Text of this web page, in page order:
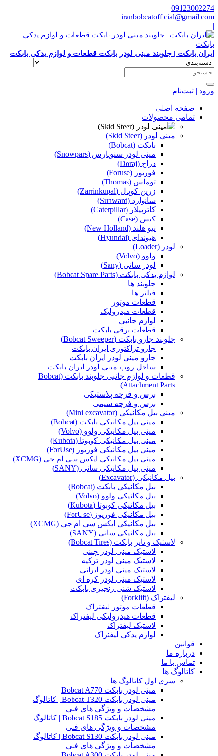
09123002274
iranbobcatofficial@gmail.com
|
ایران بابکت | جلوبند مینی لودر بابکت قطعات و لوازم یدکی بابکت
ورود | ثبت‌نام
صفحه اصلی
تمامی محصولات
مینی لودر (Skid Steer)
بابکت (Bobcat)
مینی لودر سنوپارس (Snowpars)
دراج (Doraj)
فوریوز (Foruse)
توماس (Thomas)
زرین کوپال (Zarrinkupal)
سانوارد (Sunward)
کاترپیلار (Caterpillar)
کیس (Case)
نیو هلند (New Holland)
هیوندای (Hyundai)
لودر (Loader)
ولوو (Volvo)
لودر سانی (Sany)
لوازم یدکی بابکت (Bobcat Spare Parts)
جلوبند ها
فیلتر ها
قطعات موتور
قطعات هیدرولیک
لوازم جانبی
قطعات برقی بابکت
جلوبند جارو بابکت (Bobcat Sweeper)
جارو تراکتوری ایران بابکت
جارو مینی لودر ایران بابکت
ساحل روب مینی لودر ایران بابکت
قطعات و لوازم جانبی جلوبند بابکت (Bobcat
Attachment Parts)
برس و فرچه پلاستیکی
برس و فرچه سیمی
مینی بیل مکانیکی (Mini excavator)
مینی بیل مکانیکی بابکت (Bobcat)
مینی بیل مکانیکی ولوو (Volvo)
مینی بیل مکانیکی کوبوتا (Kubota)
مینی بیل مکانیکی فوریوز (ForUse)
مینی بیل مکانیکی ایکس سی ام جی (XCMG)
مینی بیل مکانیکی سانی (SANY)
بیل مکانیکی (Excavator)
بیل مکانیکی بابکت (Bobcat)
بیل مکانیکی ولوو (Volvo)
بیل مکانیکی کوبوتا (Kubota)
بیل مکانیکی فوریوز (ForUse)
بیل مکانیکی ایکس سی ام جی (XCMG)
بیل مکانیکی سانی (SANY)
لاستیک و تایر بابکت (Bobcat Tires)
لاستیک مینی لودر چینی
لاستیک مینی لودر ترکیه
لاستیک مینی لودر ایرانی
لاستیک مینی لودر کره ای
لاستیک شنی زنجیری بابکت
لیفتراک (Forklift)
قطعات موتور لیفتراک
قطعات هیدرولیکی لیفتراک
لاستیک لیفتراک
لوازم یدکی لیفتراک
قوانین
درباره ما
تماس با ما
کاتالوگ ها
سری اول کاتالوگ ها
مینی لودر بابکت Bobcat A770
مینی لودر بابکت Bobcat T320 | کاتالوگ
مشخصات و ویژگی های فنی
مینی لودر بابکت Bobcat S185 | کاتالوگ
مشخصات و ویژگی های فنی
مینی لودر بابکت Bobcat S130 | کاتالوگ
مشخصات و ویژگی های فنی